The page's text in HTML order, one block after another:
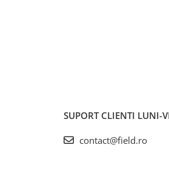
SUPORT CLIENTI LUNI-
contact@field.ro